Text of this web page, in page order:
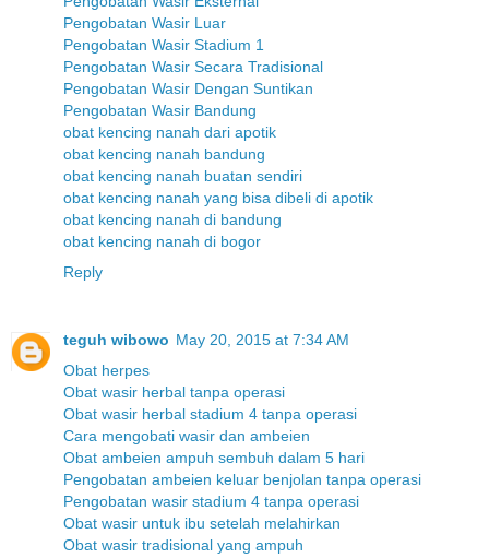
Pengobatan Wasir Luar
Pengobatan Wasir Stadium 1
Pengobatan Wasir Secara Tradisional
Pengobatan Wasir Dengan Suntikan
Pengobatan Wasir Bandung
obat kencing nanah dari apotik
obat kencing nanah bandung
obat kencing nanah buatan sendiri
obat kencing nanah yang bisa dibeli di apotik
obat kencing nanah di bandung
obat kencing nanah di bogor
Reply
teguh wibowo May 20, 2015 at 7:34 AM
Obat herpes
Obat wasir herbal tanpa operasi
Obat wasir herbal stadium 4 tanpa operasi
Cara mengobati wasir dan ambeien
Obat ambeien ampuh sembuh dalam 5 hari
Pengobatan ambeien keluar benjolan tanpa operasi
Pengobatan wasir stadium 4 tanpa operasi
Obat wasir untuk ibu setelah melahirkan
Obat wasir tradisional yang ampuh